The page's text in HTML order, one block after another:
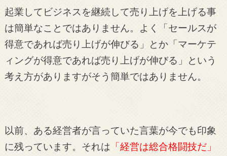
起業してビジネスを継続して売り上げを上げる事
は簡単なことではありません。よく「セールスが
得意であれば売り上げが伸びる」とか「マーケテ
ィングが得意であれば売り上げが伸びる」という
考え方がありますがそう簡単ではありません。
以前、ある経営者が言っていた言葉が今でも印象
に残っています。それは 「経営は総合格闘技だ」